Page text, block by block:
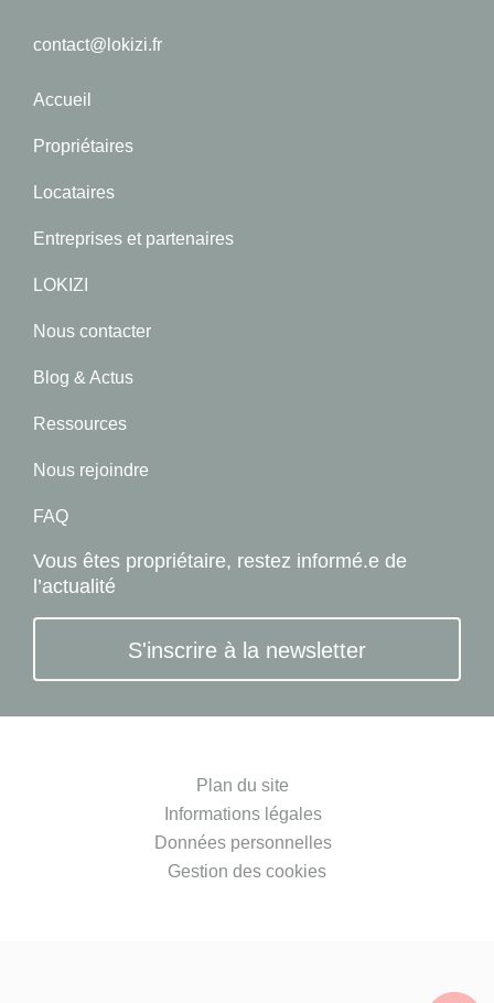
contact@lokizi.fr
Accueil
Propriétaires
Locataires
Entreprises et partenaires
LOKIZI
Nous contacter
Blog & Actus
Ressources
Nous rejoindre
FAQ
Vous êtes propriétaire, restez informé.e de
l’actualité
S'inscrire à la newsletter
Plan du site
Informations légales
Données personnelles
Gestion des cookies